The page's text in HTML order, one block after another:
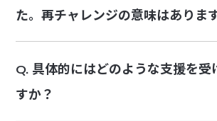
た。再チャレンジの意味はありま
Q. 具体的にはどのような支援を受
すか？